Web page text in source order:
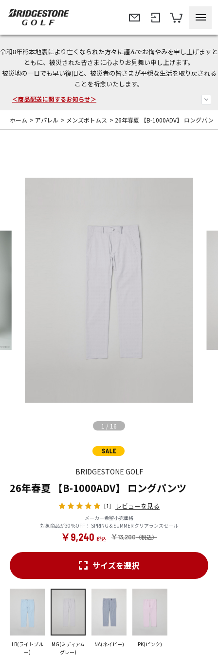
令和8年熊本地震により亡くなられた方々に謹んでお悔やみを申し上げますと
ともに、被災された皆さまに心よりお見舞い申し上げます。
被災地の一日でも早い復旧と、被災者の皆さまが平穏な生活を取り戻される
ことを祈念いたします。
今なら新規会員登録で1,000円OFFクーポンプレゼント！
＜商品配送に関するお知らせ＞
＜夏季休暇中のご注文・発送・お問い合わせ＞
ホーム > アパレル > メンズボトムス > 26年春夏 【B-1000ADV】 ロングパン
1 / 16
BRIDGESTONE GOLF
26年春夏 【B-1000ADV】 ロングパンツ
[1] レビューを見る
メーカー希望小売価格
対象商品が30％OFF！ SPRING & SUMMER クリアランスセール
￥13,200
￥9,240
サイズを選択
LB(ライトブル
ー)
MG(ミディアム
グレー)
NA(ネイビー) PK(ピンク)